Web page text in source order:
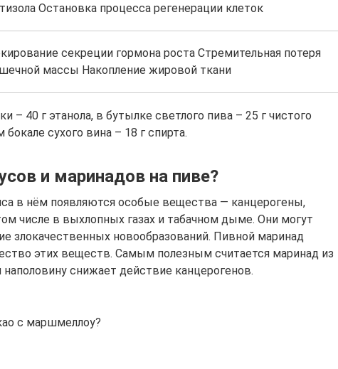
Остановка процесса регенерации клеток
секреции гормона роста Стремительная потеря
массы Накопление жировой ткани
– 40 г этанола, в бутылке светлого пива – 25 г чистого
сухого вина – 18 г спирта.
и маринадов на пиве?
в нём появляются особые вещества — канцерогены,
числе в выхлопных газах и табачном дыме. Они могут
злокачественных новообразований. Пивной маринад
этих веществ. Самым полезным считается маринад из
снижает действие канцерогенов.
с маршмеллоу?